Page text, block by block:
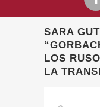
SARA
LOS
LA